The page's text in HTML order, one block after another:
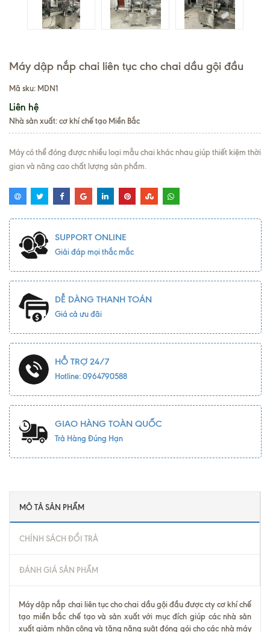
Máy dập nắp chai liên tục cho chai dầu gội đầu
Mã sku: MDN1
Liên hệ
Nhà sản xuất: cơ khí chế tạo Miền Bắc
Máy có thể đóng được nhiều loại mẫu chai khác nhau giúp thiết kiệm thời
gian và nâng cao chất lượng sản phẩm.
SUPPORT ONLINE
Giải đáp mọi thắc mắc
DỄ DÀNG THANH TOÁN
Giá cả ưu đãi
HỖ TRỢ 24/7
Hotline: 0964790588
GIAO HÀNG TOÀN QUỐC
Trả Hàng Đúng Hạn
MÔ TẢ SẢN PHẨM
CHÍNH SÁCH ĐỔI TRẢ
ĐÁNH GIÁ SẢN PHẨM
Máy dập nắp chai liên tục cho chai dầu gội đầu được cty cơ khí chế
tạo miền bắc chế tạo và sản xuất với mục đích giúp các nhà sản
xuất giảm nhân công và tăng năng suât đóng gói cho các nhà máy